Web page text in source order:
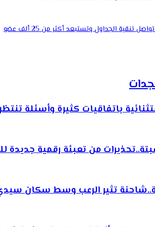
تنقية الجداول وتستبعد أكثر من 25 ألف عضو
باتفاقيات كثيرة وأسئلة
من تعبئة رقمية جديدة
تثير الرعب وسط سكان